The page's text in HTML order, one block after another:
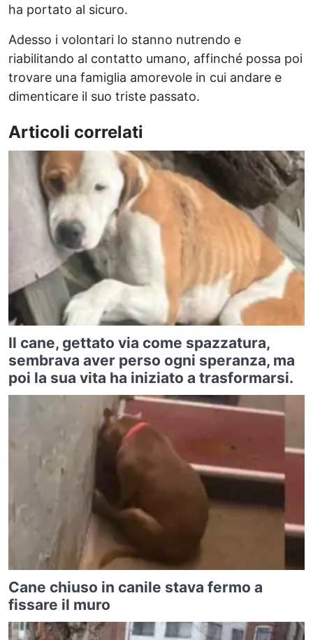
ha portato al sicuro.
Adesso i volontari lo stanno nutrendo e
riabilitando al contatto umano, affinché possa poi
trovare una famiglia amorevole in cui andare e
dimenticare il suo triste passato.
Articoli correlati
Il cane, gettato via come spazzatura,
sembrava aver perso ogni speranza, ma
poi la sua vita ha iniziato a trasformarsi.
Cane chiuso in canile stava fermo a
fissare il muro